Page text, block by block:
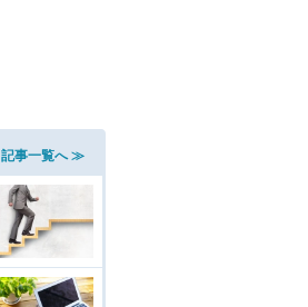
記事一覧へ ≫